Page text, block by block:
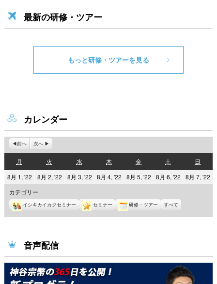
最新の研修・ツアー
もっと研修・ツアーを見る
カレンダー
前へ 次へ
月
曜
日
火
曜
日
水水
曜
日
木
曜
日
金金
曜
日
土
曜
日
日
曜
日
8月 1, '222022
年
8
月
1
8月 2, '222022
年
8
月
2
8月 3, '222022
年
8
月
3
8月 4, '22
2022
年
8
月
4
8月 5, '22
2022
年
8
月
5
8月 6, '22
2022
年
8
月
6
8月 7, '22
年
7
カテゴリー
イシキカイカクセミナー セミナー 研修・ツアー すべて
音声配信